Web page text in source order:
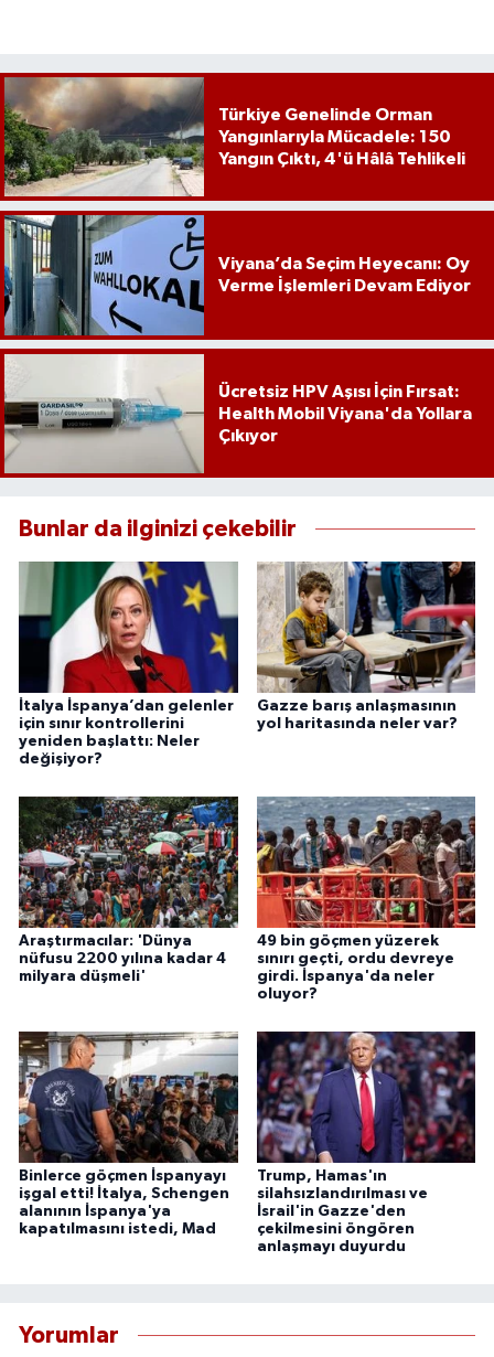
Türkiye Genelinde Orman
Yangınlarıyla Mücadele: 150
Yangın Çıktı, 4'ü Hâlâ Tehlikeli
Viyana’da Seçim Heyecanı: Oy
Verme İşlemleri Devam Ediyor
Ücretsiz HPV Aşısı İçin Fırsat:
Health Mobil Viyana'da Yollara
Çıkıyor
Bunlar da ilginizi çekebilir
İtalya İspanya’dan gelenler
için sınır kontrollerini
yeniden başlattı: Neler
değişiyor?
Gazze barış anlaşmasının
yol haritasında neler var?
Araştırmacılar: 'Dünya
nüfusu 2200 yılına kadar 4
milyara düşmeli'
49 bin göçmen yüzerek
sınırı geçti, ordu devreye
girdi. İspanya'da neler
oluyor?
Binlerce göçmen İspanyayı
işgal etti! İtalya, Schengen
alanının İspanya'ya
kapatılmasını istedi, Mad
Trump, Hamas'ın
silahsızlandırılması ve
İsrail'in Gazze'den
çekilmesini öngören
anlaşmayı duyurdu
Yorumlar